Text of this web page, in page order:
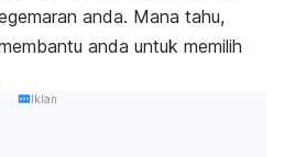
anda. Mana tahu,
anda untuk memilih
Iklan